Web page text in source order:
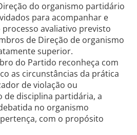
do organismo partidário
para acompanhar e
avaliativo previsto
de Direção de organismo
superior.
do Partido reconheça com
as circunstâncias da prática
de violação ou
de disciplina partidária, a
no organismo
com o propósito